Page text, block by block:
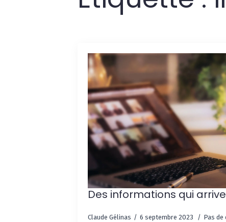
Des informations qui
Claude Gélinas 6 septembre 2023 Pas de